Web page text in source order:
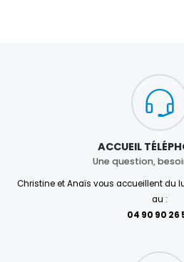
ACCUEIL
Une question,
Christine et Anaïs vous accueillent du
au :
04 90 90 26